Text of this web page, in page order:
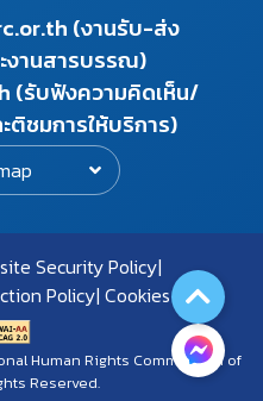
(งานรับ-ส่ง
งานสารบรรณ)
(รับฟังความคิดเห็น/
ติชมการให้บริการ)
Security Policy
Policy Cookies Policy
Human Rights Commission of
Reserved.